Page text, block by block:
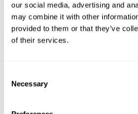
our social media, advertising and
may combine it with other
provided to them or that they’ve
of their services.
Selection
Necessary
Tsotsos, L. E., Roggeveen, A. B.,
Bennett, P. J. (2010). The effects of
view task on driving performance.
C. (2004). A practical approach to
component of fitness to drive. British